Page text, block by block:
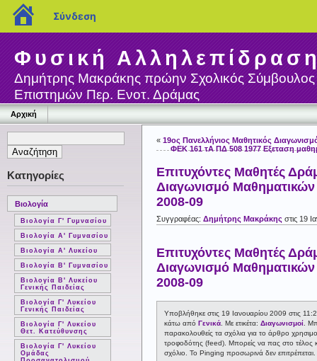
Φυσική
Δημήτρης Μακράκης πρώην Σχολικός
Επιστημών Περ. Ενοτ. Δράμας
Αρχική
Κατηγορίες
Βιολογία
Βιολογία Γ' Γυμνασίου
Βιολογία Α' Γυμνασίου
Βιολογία Α' Λυκείου
Βιολογία Β' Γυμνασίου
Βιολογία Β' Λυκείου
Γενικής Παιδείας
Βιολογία Γ' Λυκείου
Γενικής Παιδείας
Βιολογία Γ' Λυκείου
Θετ. Κατεύθυνσης
Βιολογία Γ' Λυκείου
Ομάδας
« 19ος Πανελλήνιος Μαθητικός
ΦΕΚ 161 τΑ ΠΔ 508 1977 Εξεταση
Επιτυχόντες Μαθητές
Διαγωνισμό
2008-09
Συγγραφέας: Δημήτρης Μακράκης στις 19
Επιτυχόντες Μαθητές
Διαγωνισμό
2008-09
Υποβλήθηκε στις 19 Ιανουαρίου 2009 στις
κάτω από Γενικά . Με ετικέτα: Διαγωνισμοί .
παρακολουθείς τα σχόλια για το άρθρο
τροφοδότης (feed). Μπορείς να πας στο τέλος
σχόλιο. Το Pinging προσωρινά δεν επιτρέπεται.
blogs.sch.gr
Σύνδεση